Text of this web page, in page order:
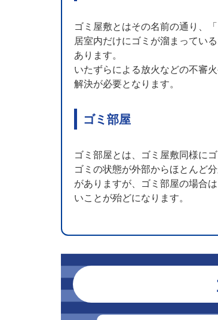
ゴミ屋敷とはその名前の通り、
居室内だけにゴミが溜まってい
あります。
いたずらによる放火などの不審
解決が必要となります。
ゴミ部屋
ゴミ部屋とは、ゴミ屋敷同様に
ゴミの状態が外部からほとんど
がありますが、ゴミ部屋の場合
いことが殆どになります。